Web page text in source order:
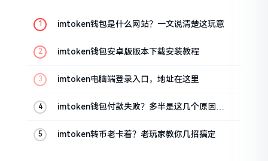
imtoken钱包是什么网站？一文说清楚这玩意
imtoken钱包安卓版版本下载安装教程
imtoken电脑端登录入口，地址在这里
imtoken钱包付款失败？多半是这几个原因闹
imtoken转币老卡着？老玩家教你几招搞定